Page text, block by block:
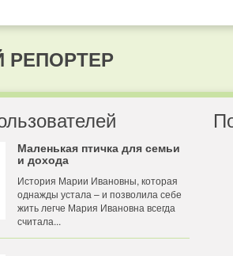
Маленькая птичка для семьи
и дохода
История Марии Ивановны, которая
однажды устала – и позволила себе
жить легче Мария Ивановна всегда
считала...